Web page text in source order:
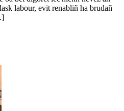
labour, evit renabliñ ha brudañ